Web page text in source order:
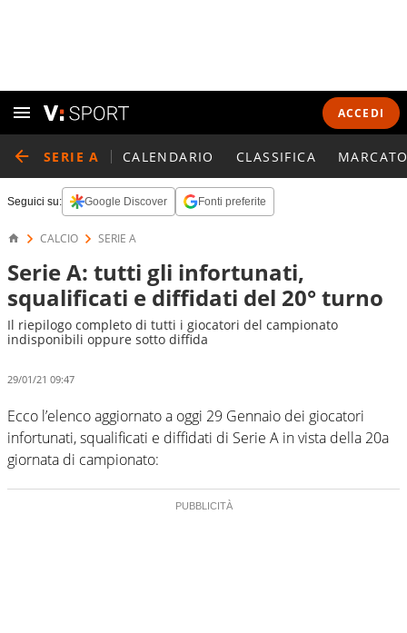
ACCEDI
SERIE A CALENDARIO CLASSIFICA
Seguici su: Google Discover Fonti preferite
CALCIO SERIE A
Serie A: tutti gli infortunati,
squalificati e diffidati del 20° turno
Il riepilogo completo di tutti i giocatori del campionato
indisponibili oppure sotto diffida
29/01/21 09:47
Ecco l’elenco aggiornato a oggi 29 Gennaio dei giocatori
infortunati, squalificati e diffidati di Serie A in vista della 20a
giornata di campionato: